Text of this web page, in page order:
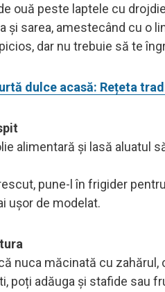
ouă peste laptele cu
și sarea, amestecând cu o
dar nu trebuie să te
dulce acasă: Rețeta
alimentară și lasă aluatul
pune-l în frigider
ușor de modelat.
nuca măcinată cu zahărul,
poți adăuga și stafide sau